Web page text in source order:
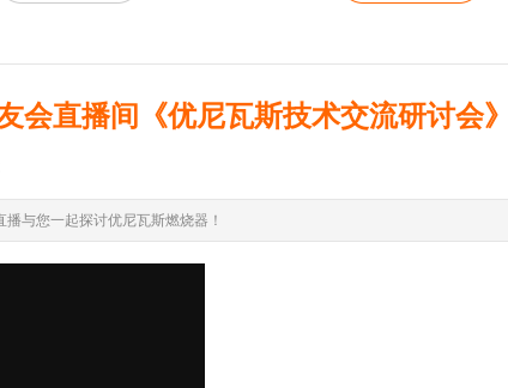
会直播间《优尼瓦斯技术交流研讨会
与您一起探讨优尼瓦斯燃烧器！